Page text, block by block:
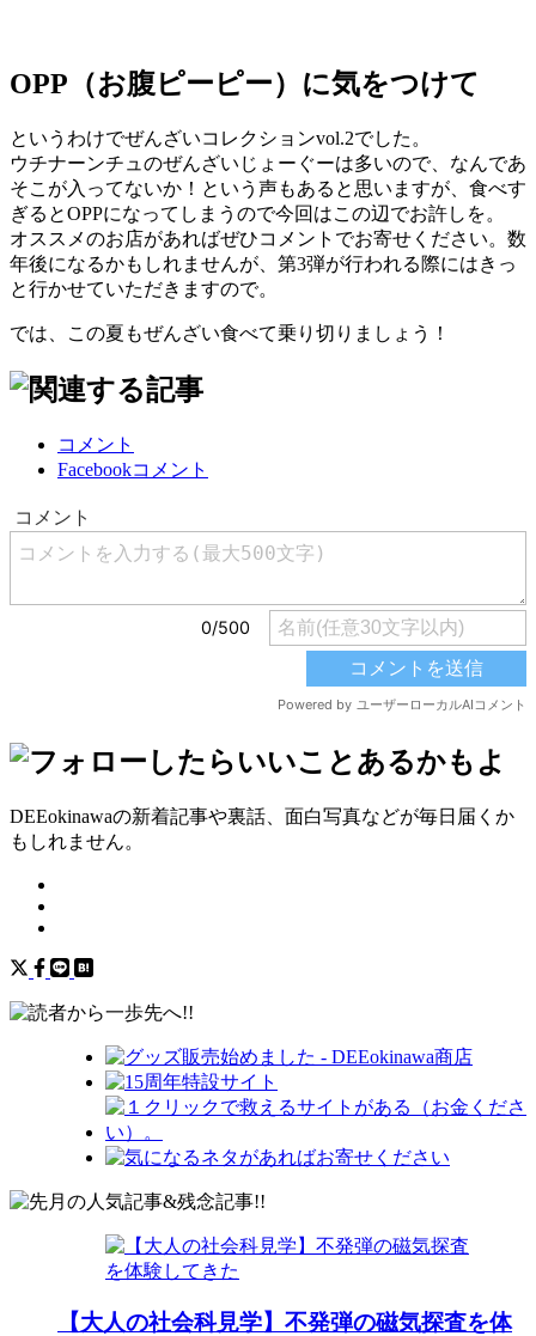
OPP（お腹ピーピー）に気をつけて
というわけでぜんざいコレクションvol.2でした。
ウチナーンチュのぜんざいじょーぐーは多いので、なんであ
そこが入ってないか！という声もあると思いますが、食べす
ぎるとOPPになってしまうので今回はこの辺でお許しを。
オススメのお店があればぜひコメントでお寄せください。数
年後になるかもしれませんが、第3弾が行われる際にはきっ
と行かせていただきますので。
では、この夏もぜんざい食べて乗り切りましょう！
コメント
Facebookコメント
DEEokinawaの新着記事や裏話、面白写真などが毎日届くか
もしれません。
【大人の社会科見学】不発弾の磁気探査を体